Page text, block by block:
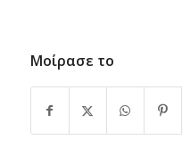
Μοίρασε το